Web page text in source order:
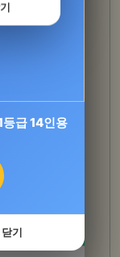
급 14인용
닫기